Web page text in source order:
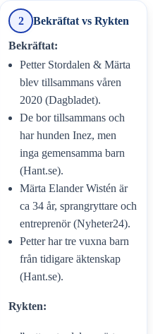
2 Bekräftat vs Rykten
Bekräftat:
Petter Stordalen & Märta
blev tillsammans våren
2020 (Dagbladet).
De bor tillsammans och
har hunden Inez, men
inga gemensamma barn
(Hant.se).
Märta Elander Wistén är
ca 34 år, sprangryttare och
entreprenör (Nyheter24).
Petter har tre vuxna barn
från tidigare äktenskap
(Hant.se).
Rykten: